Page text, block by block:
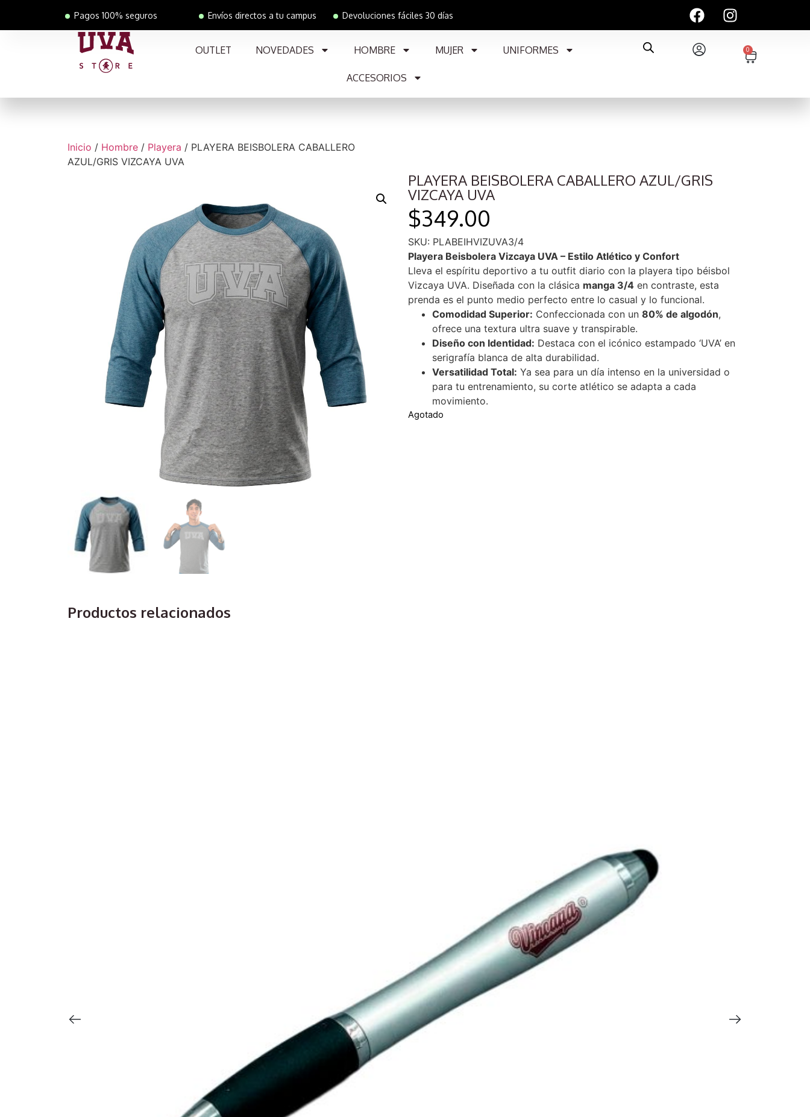
Pagos 100% seguros Envíos directos a tu campus Devoluciones fáciles 30 días
OUTLET NOVEDADES HOMBRE MUJER UNIFORMES
ACCESORIOS
0
Inicio / Hombre / Playera / PLAYERA BEISBOLERA CABALLERO
AZUL/GRIS VIZCAYA UVA
PLAYERA BEISBOLERA CABALLERO AZUL/GRIS
VIZCAYA UVA
$349.00
SKU: PLABEIHVIZUVA3/4
Playera Beisbolera Vizcaya UVA – Estilo Atlético y Confort
Lleva el espíritu deportivo a tu outfit diario con la playera tipo béisbol
Vizcaya UVA. Diseñada con la clásica manga 3/4 en contraste, esta
prenda es el punto medio perfecto entre lo casual y lo funcional.
Comodidad Superior: Confeccionada con un80% de algodón,
ofrece una textura ultra suave y transpirable.
Diseño con Identidad: Destaca con el icónico estampado ‘UVA’ en
serigrafía blanca de alta durabilidad.
Versatilidad Total: Ya sea para un día intenso en la universidad o
para tu entrenamiento, su corte atlético se adapta a cada
movimiento.
Agotado
Productos relacionados